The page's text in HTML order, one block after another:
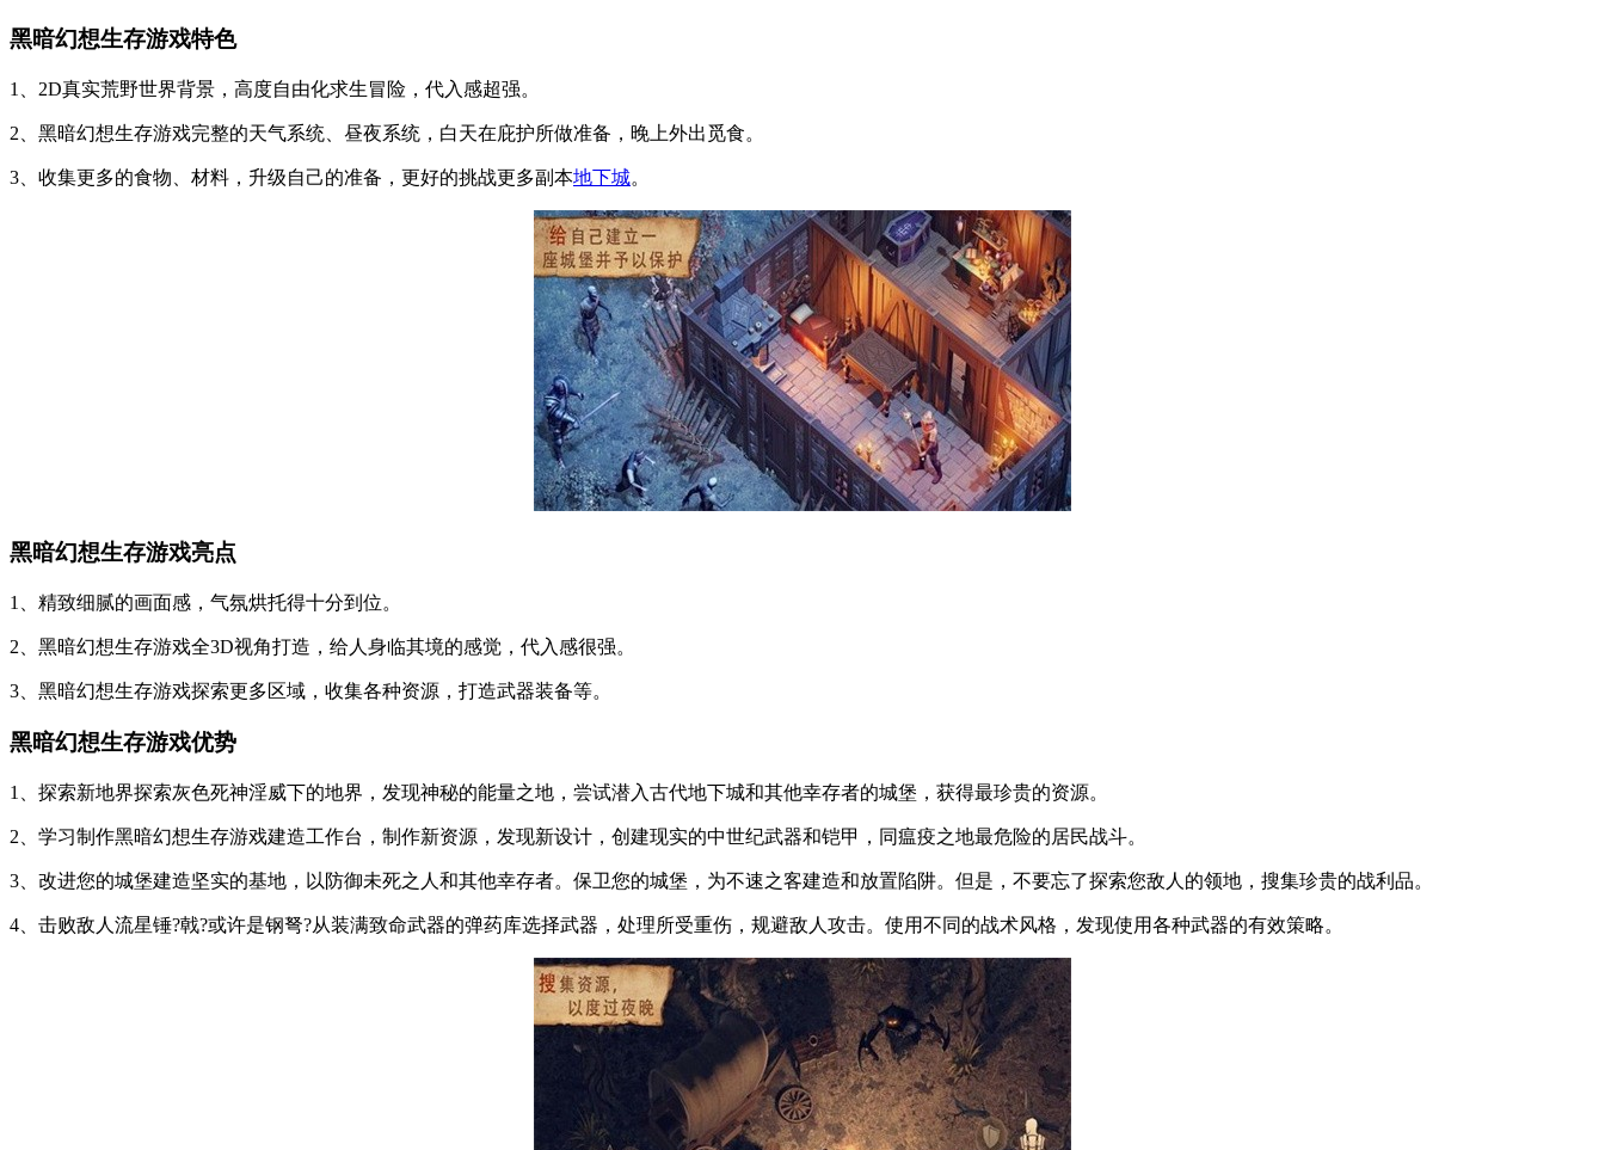
黑暗幻想生存游戏特色
1、2D真实荒野世界背景，高度自由化求生冒险，代入感超强。
2、黑暗幻想生存游戏完整的天气系统、昼夜系统，白天在庇护所做准备，晚上外出觅食。
3、收集更多的食物、材料，升级自己的准备，更好的挑战更多副本地下城。
黑暗幻想生存游戏亮点
1、精致细腻的画面感，气氛烘托得十分到位。
2、黑暗幻想生存游戏全3D视角打造，给人身临其境的感觉，代入感很强。
3、黑暗幻想生存游戏探索更多区域，收集各种资源，打造武器装备等。
黑暗幻想生存游戏优势
1、探索新地界探索灰色死神淫威下的地界，发现神秘的能量之地，尝试潜入古代地下城和其他幸存者的城堡，获得最珍贵的资源。
2、学习制作黑暗幻想生存游戏建造工作台，制作新资源，发现新设计，创建现实的中世纪武器和铠甲，同瘟疫之地最危险的居民战斗。
3、改进您的城堡建造坚实的基地，以防御未死之人和其他幸存者。保卫您的城堡，为不速之客建造和放置陷阱。但是，不要忘了探索您敌人的领地，搜集珍贵的战利品。
4、击败敌人流星锤?戟?或许是钢弩?从装满致命武器的弹药库选择武器，处理所受重伤，规避敌人攻击。使用不同的战术风格，发现使用各种武器的有效策略。